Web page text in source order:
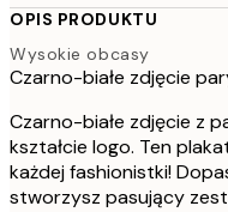
OPIS PRODUKTU
Wysokie obcasy
Czarno-białe zdjęcie
Czarno-białe zdjęcie z
kształcie logo. Ten
każdej fashionistki!
stworzysz pasujący